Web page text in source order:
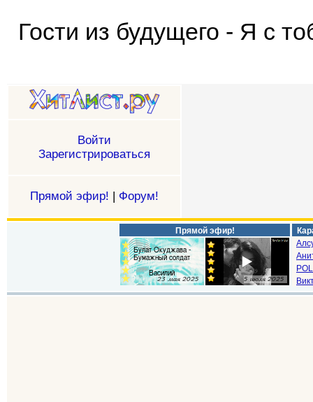
Гости из будущего - Я с
Войти
Зарегистрироваться
Прямой эфир! | Форум!
Прямой эфир!